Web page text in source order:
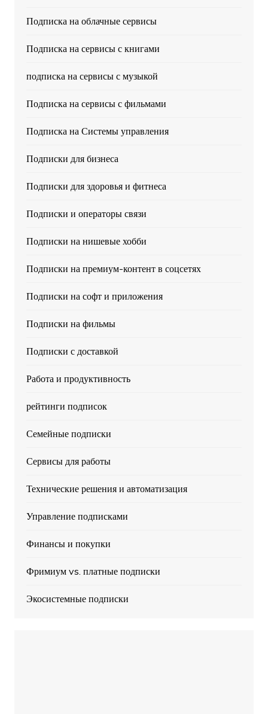
Подписка на облачные сервисы
Подписка на сервисы с книгами
подписка на сервисы с музыкой
Подписка на сервисы с фильмами
Подписка на Системы управления
Подписки для бизнеса
Подписки для здоровья и фитнеса
Подписки и операторы связи
Подписки на нишевые хобби
Подписки на премиум-контент в соцсетях
Подписки на софт и приложения
Подписки на фильмы
Подписки с доставкой
Работа и продуктивность
рейтинги подписок
Семейные подписки
Сервисы для работы
Технические решения и автоматизация
Управление подписками
Финансы и покупки
Фримиум vs. платные подписки
Экосистемные подписки